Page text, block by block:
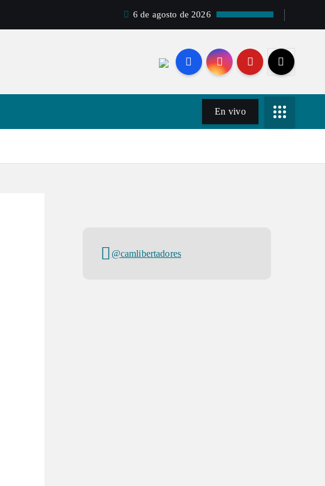
6 de agosto de 2026
En vivo
@camlibertadores